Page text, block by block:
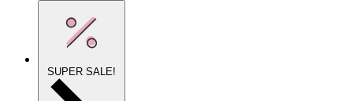
SUPER SALE!